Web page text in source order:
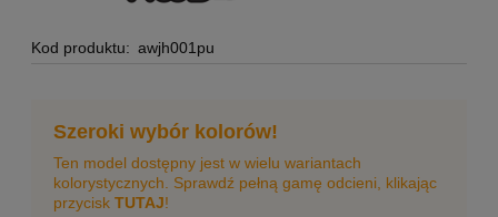
Kod produktu: awjh001pu
Szeroki wybór kolorów!
Ten model dostępny jest w wielu wariantach
kolorystycznych. Sprawdź pełną gamę odcieni, klikając
przycisk TUTAJ!